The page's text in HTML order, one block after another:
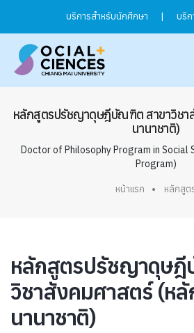
บริการสำหรับนักศึกษา | บริก
หลักสูตรปรัชญาดุษฎีบัณฑิต สาขาวิชา
นานาชาติ)
Doctor of Philosophy Program in Social
Program)
หน้าแรก หลักสูต
หลักสูตรปรัชญาดุษฎี
วิชาสังคมศาสตร์ (ห
นานาชาติ)